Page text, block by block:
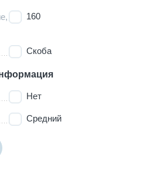
160
Скоба
Нет
Средний